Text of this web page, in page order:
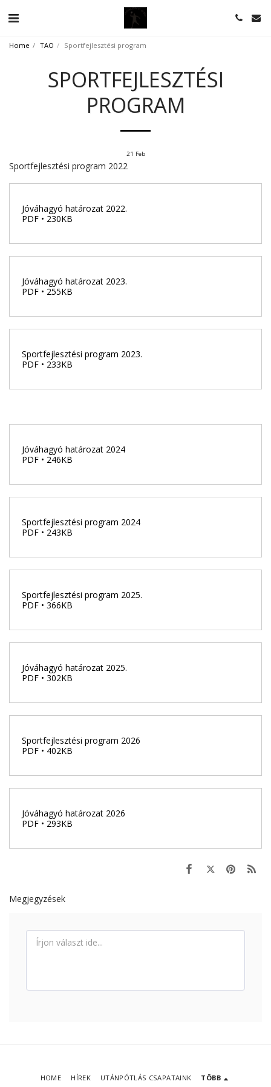
Home TAO Sportfejlesztési program
SPORTFEJLESZTÉSI
PROGRAM
21 Feb
Sportfejlesztési program 2022
Jóváhagyó határozat 2022.
PDF • 230KB
Jóváhagyó határozat 2023.
PDF • 255KB
Sportfejlesztési program 2023.
PDF • 233KB
Jóváhagyó határozat 2024
PDF • 246KB
Sportfejlesztési program 2024
PDF • 243KB
Sportfejlesztési program 2025.
PDF • 366KB
Jóváhagyó határozat 2025.
PDF • 302KB
Sportfejlesztési program 2026
PDF • 402KB
Jóváhagyó határozat 2026
PDF • 293KB
Megjegyzések
HOME HÍREK UTÁNPÓTLÁS CSAPATAINK TÖBB